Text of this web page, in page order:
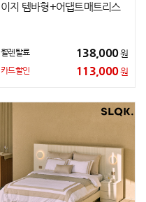
이지 템바형+어댑트매트리스
월렌탈료 138,000원
카드할인 113,000원